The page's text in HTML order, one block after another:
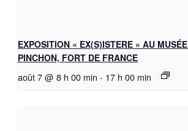
EXPOSITION « EX(S)ISTERE » AU
PINCHON, FORT DE FRANCE
août 7 @ 8 h 00 min - 17 h 00 min